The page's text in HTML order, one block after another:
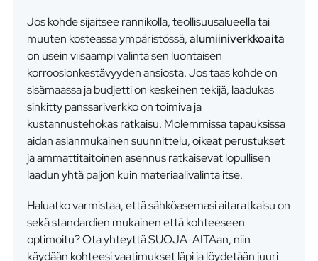
Jos kohde sijaitsee rannikolla, teollisuusalueella tai
muuten kosteassa ympäristössä,alumiiniverkkoaita
on usein viisaampi valinta sen luontaisen
korroosionkestävyyden ansiosta. Jos taas kohde on
sisämaassa ja budjetti on keskeinen tekijä, laadukas
sinkitty panssariverkko on toimiva ja
kustannustehokas ratkaisu. Molemmissa tapauksissa
aidan asianmukainen suunnittelu, oikeat perustukset
ja ammattitaitoinen asennus ratkaisevat lopullisen
laadun yhtä paljon kuin materiaalivalinta itse.
Haluatko varmistaa, että sähköasemasi aitaratkaisu on
sekä standardien mukainen että kohteeseen
optimoitu? Ota yhteyttä SUOJA-AITAan, niin
käydään kohteesi vaatimukset läpi ja löydetään juuri